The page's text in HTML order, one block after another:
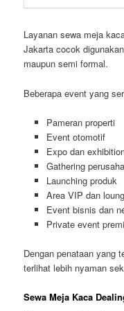
Layanan sewa meja
Jakarta cocok
maupun semi formal.
Beberapa event yang
Pameran properti
Event otomotif
Expo dan
Gathering
Launching produk
Area VIP dan
Event bisnis dan
Private event
Dengan penataan yang
terlihat lebih nyaman
Sewa Meja Kaca